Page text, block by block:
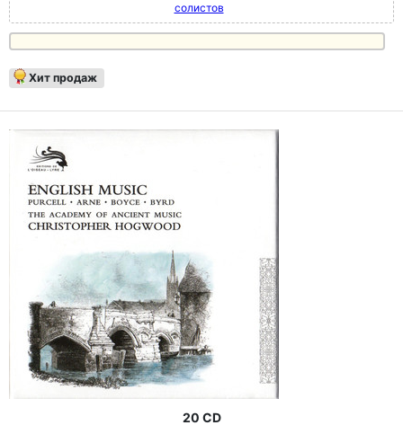
солистов
Хит продаж
20 CD